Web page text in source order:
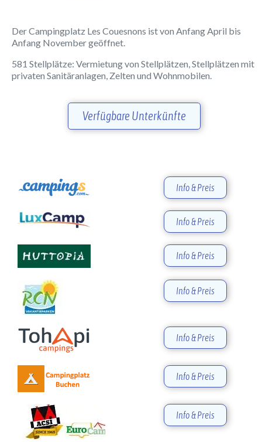
Der Campingplatz Les Couesnons ist von Anfang April bis
Anfang November geöffnet.
581 Stellplätze: Vermietung von Stellplätzen, Stellplätzen mit
privaten Sanitäranlagen, Zelten und Wohnmobilen.
Verfügbare Unterkünfte
Info & Preis
Info & Preis
Info & Preis
Info & Preis
Info & Preis
Info & Preis
Info & Preis